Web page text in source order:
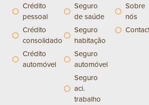
Crédito
pessoal
Crédito
consolidado
Crédito
automóvel
Seguro
de saúde
Seguro
habitação
Seguro
automóvel
Seguro
aci.
trabalho
Sobre
nós